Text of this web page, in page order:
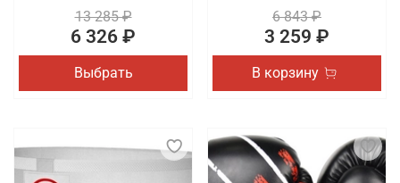
13 285 ₽
6 326 ₽
Выбрать
6 843 ₽
3 259 ₽
В корзину